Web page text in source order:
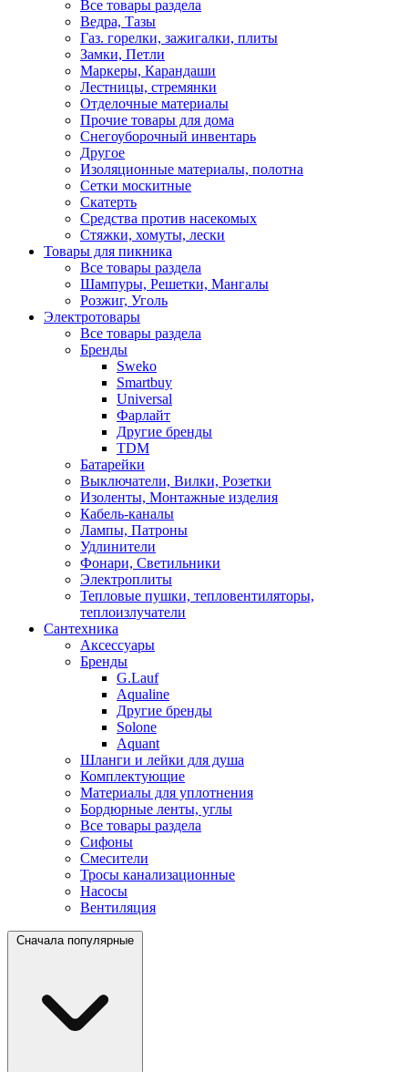
Все товары раздела
Ведра, Тазы
Газ. горелки, зажигалки, плиты
Замки, Петли
Маркеры, Карандаши
Лестницы, стремянки
Отделочные материалы
Прочие товары для дома
Снегоуборочный инвентарь
Другое
Изоляционные материалы, полотна
Сетки москитные
Скатерть
Средства против насекомых
Стяжки, хомуты, лески
Товары для пикника
Все товары раздела
Шампуры, Решетки, Мангалы
Розжиг, Уголь
Электротовары
Все товары раздела
Бренды
Sweko
Smartbuy
Universal
Фарлайт
Другие бренды
TDM
Батарейки
Выключатели, Вилки, Розетки
Изоленты, Монтажные изделия
Кабель-каналы
Лампы, Патроны
Удлинители
Фонари, Светильники
Электроплиты
Тепловые пушки, тепловентиляторы,
теплоизлучатели
Сантехника
Аксессуары
Бренды
G.Lauf
Aqualine
Другие бренды
Solone
Aquant
Шланги и лейки для душа
Комплектующие
Материалы для уплотнения
Бордюрные ленты, углы
Все товары раздела
Сифоны
Смесители
Тросы канализационные
Насосы
Вентиляция
Сначала популярные